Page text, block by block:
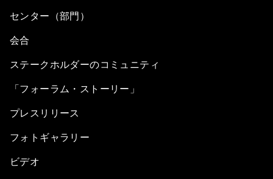
センター（部門）
会合
ステークホルダーのコミュニティ
「フォーラム・ストーリー」
プレスリリース
フォトギャラリー
ビデオ